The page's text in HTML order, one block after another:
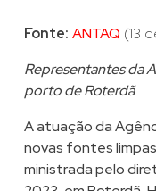
Fonte: ANTAQ (13
Representantes da
porto de Roterdã
A atuação da
novas fontes
ministrada pelo